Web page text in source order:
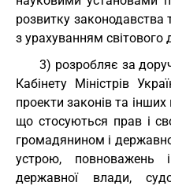
розвитку законодавства
з урахуванням світового
3) розробляє за
Кабінету Міністрів
проекти законів та
що стосуються прав і
громадянином і
устрою, повноважень
державної влади,